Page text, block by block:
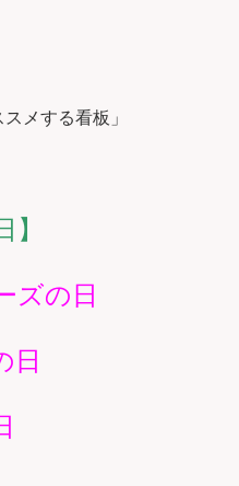
メする看板」
】
ズの日
日